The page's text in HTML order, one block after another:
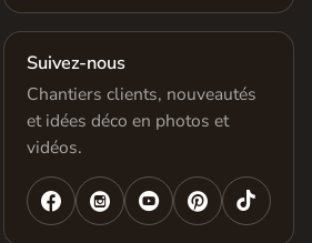
Suivez-nous
Chantiers clients, nouveautés
et idées déco en photos et
vidéos.
   